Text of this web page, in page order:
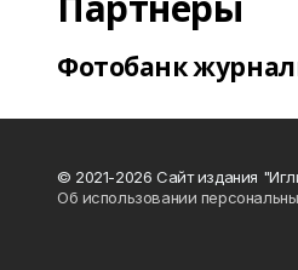
Фотобанк
© 2021-2026 Сайт издания
Об использовании